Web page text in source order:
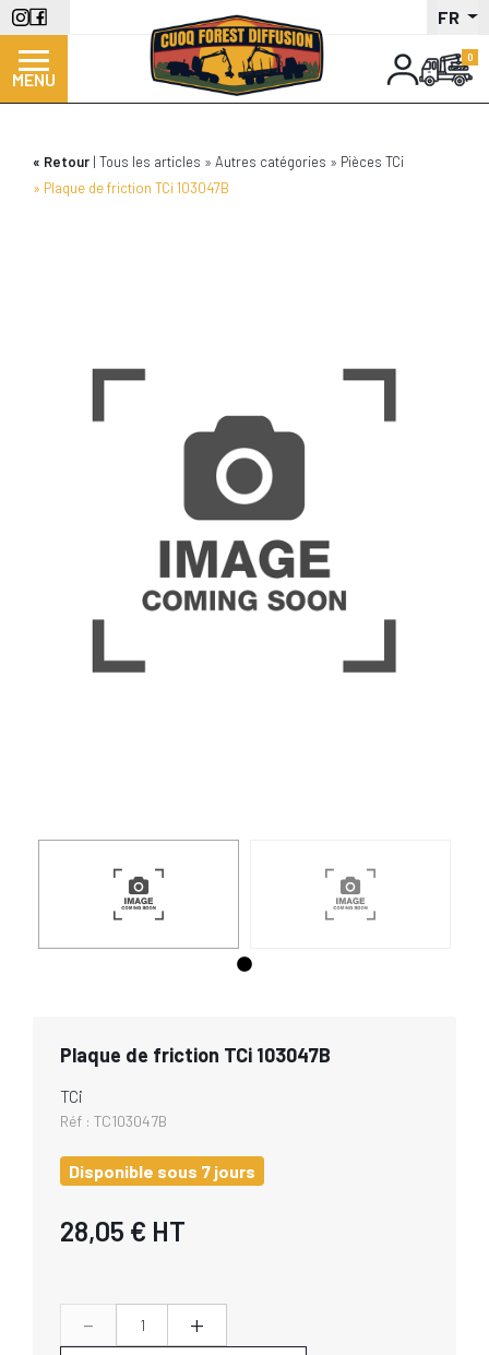
Aller
au
contenu
principal
FR
MENU
Retour Tous les articles Autres catégories
Pièces TCi
Plaque de friction TCi 103047B
Plaque de friction TCi 103047B
TCi
Réf : TC103047B
Disponible sous 7 jours
28,05 € HT
- +